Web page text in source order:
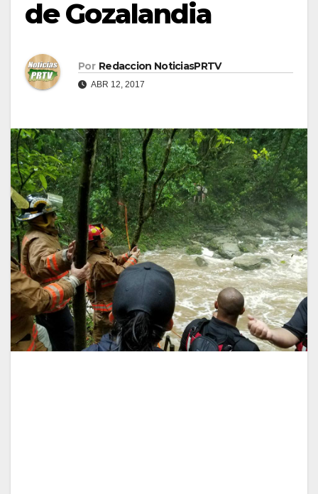
de Gozalandia
Por Redaccion NoticiasPRTV
ABR 12, 2017